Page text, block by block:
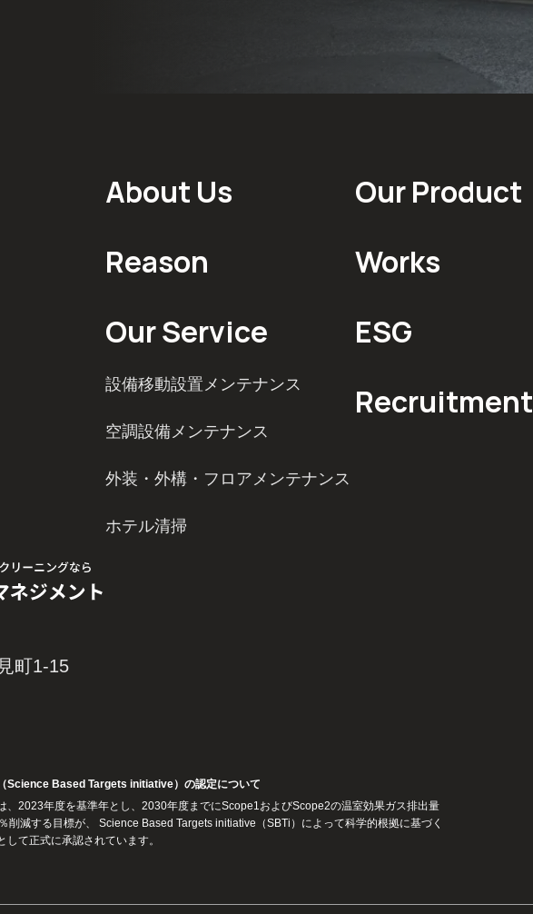
町1-15
About Us
Reason
Our Service
設備移動設置メンテナンス
空調設備メンテナンス
外装・外構・フロアメンテナンス
ホテル清掃
Our Product
Works
ESG
Recruitment
Science Based Targets initiative）の認定について
、2023年度を基準年とし、2030年度までにScope1およびScope2の温室効果ガス排出量
削減する目標が、 Science Based Targets initiative（SBTi）によって科学的根拠に基づく
して正式に承認されています。